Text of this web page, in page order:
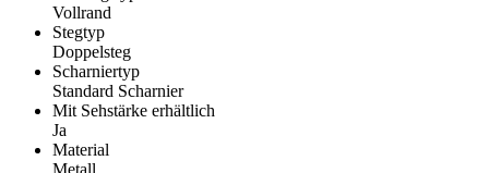
Vollrand
Stegtyp
Doppelsteg
Scharniertyp
Standard Scharnier
Mit Sehstärke erhältlich
Ja
Material
Metall